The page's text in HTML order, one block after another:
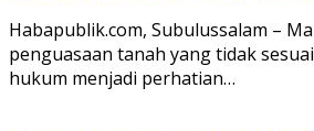
Habapublik.com, Subulussalam –
penguasaan tanah yang tidak
hukum menjadi perhatian…